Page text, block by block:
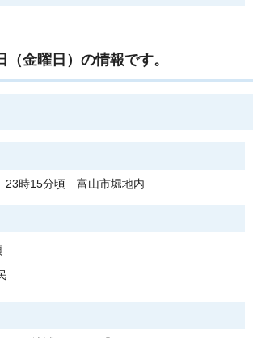
金曜日）の情報です。
23時15分頃 富山市堀地内